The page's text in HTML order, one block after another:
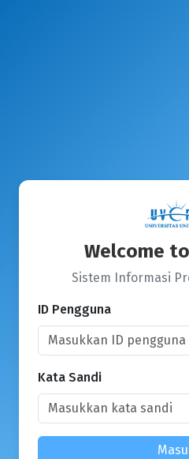
Welcome
Sistem Informasi
ID Pengguna
Kata Sandi